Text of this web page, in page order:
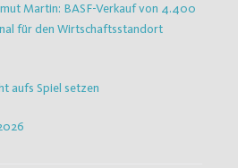
Martin: BASF-Verkauf von 4.400
für den Wirtschaftsstandort
aufs Spiel setzen